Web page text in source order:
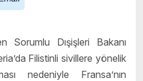
Sorumlu Dışişleri Bakanı
Filistinli sivillere yönelik
nedeniyle Fransa’nın